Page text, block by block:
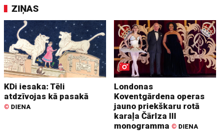
ZIŅAS
KDi iesaka: Tēli
atdzīvojas kā pasakā
© DIENA
Londonas
Koventgārdena operas
jauno priekškaru rotā
karaļa Čārlza III
monogramma © DIENA